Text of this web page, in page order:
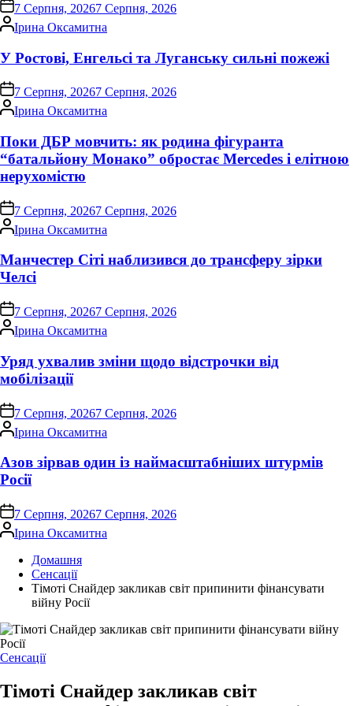
on 7 Серпня, 20267 Серпня, 2026
Опубліковано
Ірина Оксамитна
У Ростові, Енгельсі та Луганську сильні пожежі
on 7 Серпня, 20267 Серпня, 2026
Опубліковано
Ірина Оксамитна
Поки ДБР мовчить: як родина фігуранта
“батальйону Монако” обростає Mercedes і елітною
нерухомістю
on 7 Серпня, 20267 Серпня, 2026
Опубліковано
Ірина Оксамитна
Манчестер Сіті наблизився до трансферу зірки
Челсі
on 7 Серпня, 20267 Серпня, 2026
Опубліковано
Ірина Оксамитна
Уряд ухвалив зміни щодо відстрочки від
мобілізації
on 7 Серпня, 20267 Серпня, 2026
Опубліковано
Ірина Оксамитна
Азов зірвав один із наймасштабніших штурмів
Росії
on 7 Серпня, 20267 Серпня, 2026
Опубліковано
Ірина Оксамитна
Домашня
Сенсації
Тімоті Снайдер закликав світ припинити фінансувати
війну Росії
Опублікувати
Сенсації
Тімоті Снайдер закликав світ